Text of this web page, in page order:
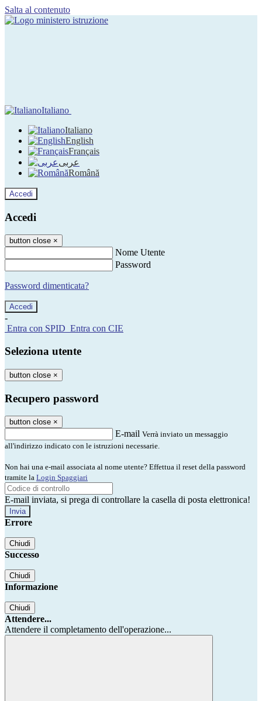
Salta al contenuto
Italiano
Italiano
English
Français
عربى
Română
Accedi
Accedi
button close ×
Nome Utente
Password
Password dimenticata?
-
Entra con SPID Entra con CIE
Seleziona utente
button close ×
Recupero password
button close ×
E-mail Verrà inviato un messaggio
all'indirizzo indicato con le istruzioni necessarie.
Non hai una e-mail associata al nome utente? Effettua il reset della password
tramite la Login Spaggiari
E-mail inviata, si prega di controllare la casella di posta elettronica!
Errore
Chiudi
Successo
Chiudi
Informazione
Chiudi
Attendere...
Attendere il completamento dell'operazione...